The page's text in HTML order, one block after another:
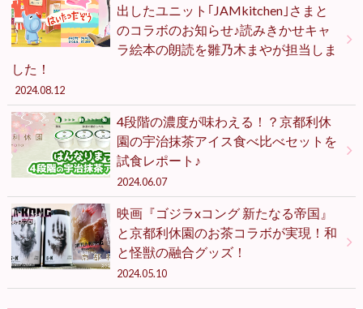
出したユニット｢JAMkitchen｣さまと
のコラボのお知らせ♪読みきかせキャ
ラ絵本の朗読を雛乃木まやが担当しま
した！
2024.08.12
4段階の濃度が味わえる！？京都利休
園の宇治抹茶アイス食べ比べセットを
試食レポート♪
2024.06.07
映画『ゴジラxコング 新たなる帝国』
と京都利休園のお茶コラボが実現！和
と怪獣の融合グッズ！
2024.05.10